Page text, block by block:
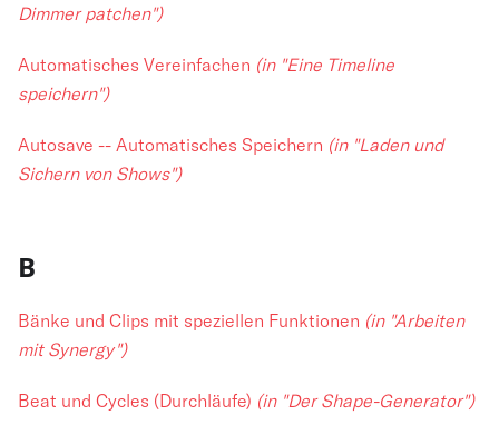
Dimmer patchen")
Automatisches Vereinfachen (in "Eine Timeline
speichern")
Autosave -- Automatisches Speichern (in "Laden und
Sichern von Shows")
B
Bänke und Clips mit speziellen Funktionen (in "Arbeiten
mit Synergy")
Beat und Cycles (Durchläufe) (in "Der Shape-Generator")